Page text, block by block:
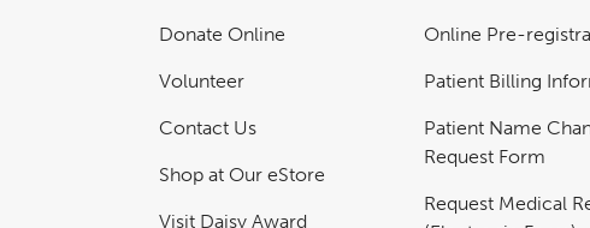
Donate Online
Volunteer
Contact Us
Shop at Our eStore
Visit Daisy Award
Online Pre-
Patient Billing
Patient Name
Request Form
Request Medical